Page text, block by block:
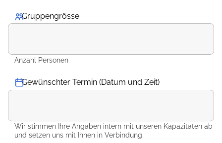
Gruppengrösse
Anzahl Personen
Gewünschter Termin (Datum und Zeit)
Wir stimmen Ihre Angaben intern mit unseren Kapazitäten ab
und setzen uns mit Ihnen in Verbindung.